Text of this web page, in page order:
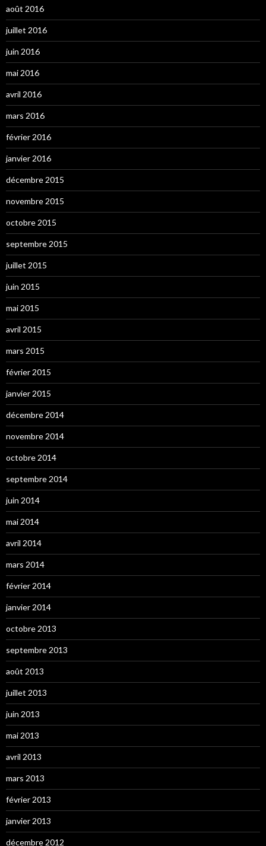
août 2016
juillet 2016
juin 2016
mai 2016
avril 2016
mars 2016
février 2016
janvier 2016
décembre 2015
novembre 2015
octobre 2015
septembre 2015
juillet 2015
juin 2015
mai 2015
avril 2015
mars 2015
février 2015
janvier 2015
décembre 2014
novembre 2014
octobre 2014
septembre 2014
juin 2014
mai 2014
avril 2014
mars 2014
février 2014
janvier 2014
octobre 2013
septembre 2013
août 2013
juillet 2013
juin 2013
mai 2013
avril 2013
mars 2013
février 2013
janvier 2013
décembre 2012